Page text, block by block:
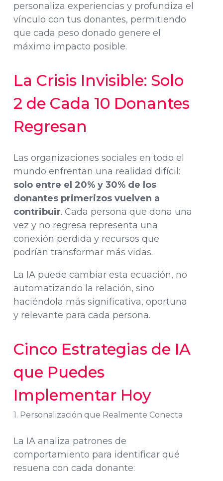
personaliza experiencias y profundiza el
vínculo con tus donantes, permitiendo
que cada peso donado genere el
máximo impacto posible.
La Crisis Invisible: Solo
2 de Cada 10 Donantes
Regresan
Las organizaciones sociales en todo el
mundo enfrentan una realidad difícil:
solo entre el 20% y 30% de los
donantes primerizos vuelven a
contribuir. Cada persona que dona una
vez y no regresa representa una
conexión perdida y recursos que
podrían transformar más vidas.
La IA puede cambiar esta ecuación, no
automatizando la relación, sino
haciéndola más significativa, oportuna
y relevante para cada persona.
Cinco Estrategias de IA
que Puedes
Implementar Hoy
1. Personalización que Realmente Conecta
La IA analiza patrones de
comportamiento para identificar qué
resuena con cada donante: